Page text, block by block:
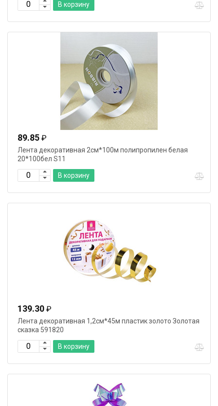
В корзину
89.85 ₽
Лента декоративная 2см*100м полипропилен белая
20*100бел S11
В корзину
139.30 ₽
Лента декоративная 1,2см*45м пластик золото Золотая
сказка 591820
В корзину